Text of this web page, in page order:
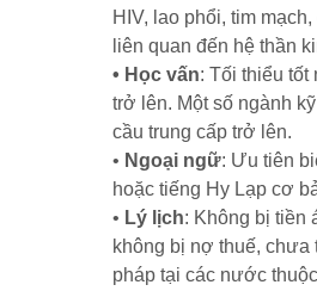
HIV, lao phổi, tim
liên quan đến hệ thần
• Học vấn: Tối thiểu tốt
trở lên. Một số ngành
cầu trung cấp trở lên.
• Ngoại ngữ: Ưu tiên
hoặc tiếng Hy Lạp cơ
• Lý lịch: Không bị tiền
không bị nợ thuế, chưa
pháp tại các nước